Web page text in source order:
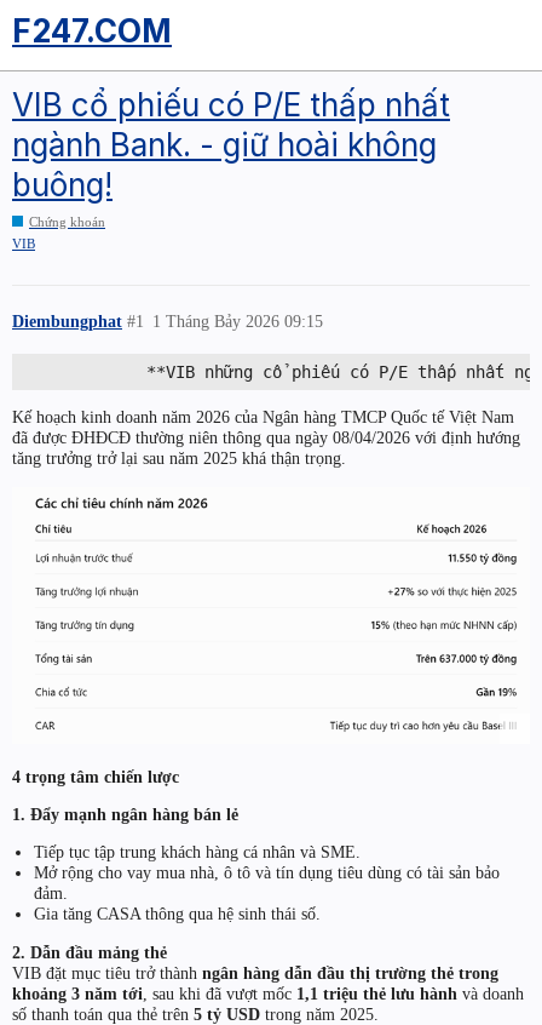
F247.COM
VIB cổ phiếu có P/E thấp nhất
ngành Bank. - giữ hoài không
buông!
Chứng khoán
VIB
Diembungphat 1 Tháng Bảy 2026 09:15
#1
Kế hoạch kinh doanh năm 2026 của Ngân hàng TMCP Quốc tế Việt Nam
đã được ĐHĐCĐ thường niên thông qua ngày 08/04/2026 với định hướng
tăng trưởng trở lại sau năm 2025 khá thận trọng.
4 trọng tâm chiến lược
1. Đẩy mạnh ngân hàng bán lẻ
Tiếp tục tập trung khách hàng cá nhân và SME.
Mở rộng cho vay mua nhà, ô tô và tín dụng tiêu dùng có tài sản bảo
đảm.
Gia tăng CASA thông qua hệ sinh thái số.
2. Dẫn đầu mảng thẻ
VIB đặt mục tiêu trở thành ngân hàng dẫn đầu thị trường thẻ trong
khoảng 3 năm tới , sau khi đã vượt mốc 1,1 triệu thẻ lưu hành và doanh
số thanh toán qua thẻ trên 5 tỷ USD trong năm 2025.